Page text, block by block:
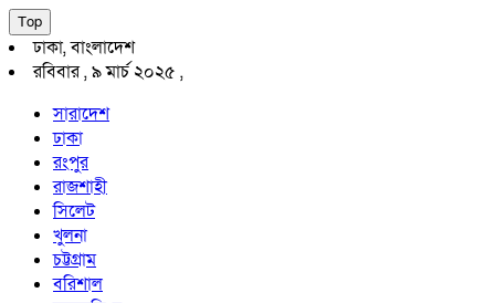
Top
ঢাকা, বাংলাদেশ
রবিবার , ৯ মার্চ ২০২৫ ,
সারাদেশ
ঢাকা
রংপুর
রাজশাহী
সিলেট
খুলনা
চট্টগ্রাম
বরিশাল